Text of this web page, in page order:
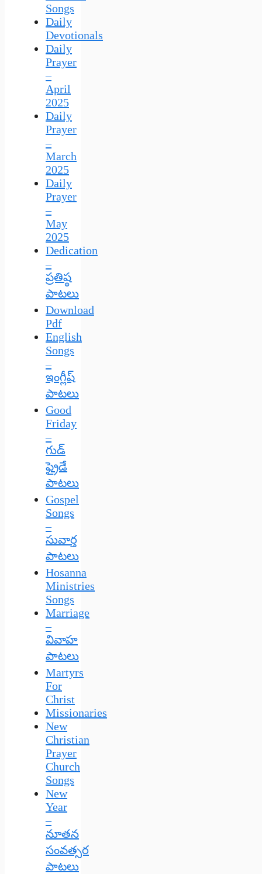
Songs
Daily
Devotionals
Daily
Prayer
–
April
2025
Daily
Prayer
–
March
2025
Daily
Prayer
–
May
2025
Dedication
–
ప్రతిష్ఠ
పాటలు
Download
Pdf
English
Songs
–
ఇంగ్లీష్
పాటలు
Good
Friday
–
గుడ్
ఫ్రైడే
పాటలు
Gospel
Songs
–
సువార్త
పాటలు
Hosanna
Ministries
Songs
Marriage
–
వివాహ
పాటలు
Martyrs
For
Christ
Missionaries
New
Christian
Prayer
Church
Songs
New
Year
–
నూతన
సంవత్సర
పాటలు